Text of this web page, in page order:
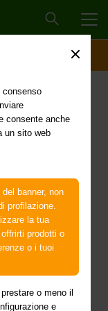
consente anche
un sito web
banner, non
profilazione.
la tua
prodotti o
o i tuoi
o meno il
e
il
XME
e